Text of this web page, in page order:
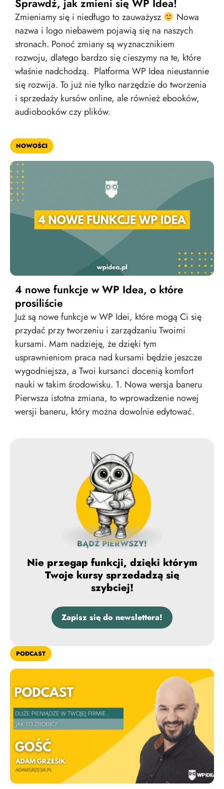
Sprawdź, jak zmieni się WP Idea!
Zmieniamy się i niedługo to zauważysz
Nowa
nazwa i logo niebawem pojawią się na naszych
stronach. Ponoć zmiany są wyznacznikiem
rozwoju, dlatego bardzo się cieszymy na te, które
właśnie nadchodzą. Platforma WP Idea nieustannie
się rozwija. To już nie tylko narzędzie do tworzenia
i sprzedaży kursów online, ale również ebooków,
audiobooków czy plików.
NOWOŚCI
4 nowe funkcje w WP Idea, o które
prosiliście
Już są nowe funkcje w WP Idei, które mogą Ci się
przydać przy tworzeniu i zarządzaniu Twoimi
kursami. Mam nadzieję, że dzięki tym
usprawnieniom praca nad kursami będzie jeszcze
wygodniejsza, a Twoi kursanci docenią komfort
nauki w takim środowisku. 1. Nowa wersja baneru
Pierwsza istotna zmiana, to wprowadzenie nowej
wersji baneru, który można dowolnie edytować.
BĄDŹ PIERWSZY!
Nie przegap funkcji, dzięki którym
Twoje kursy sprzedadzą się
szybciej!
Zapisz się do newslettera!
PODCAST